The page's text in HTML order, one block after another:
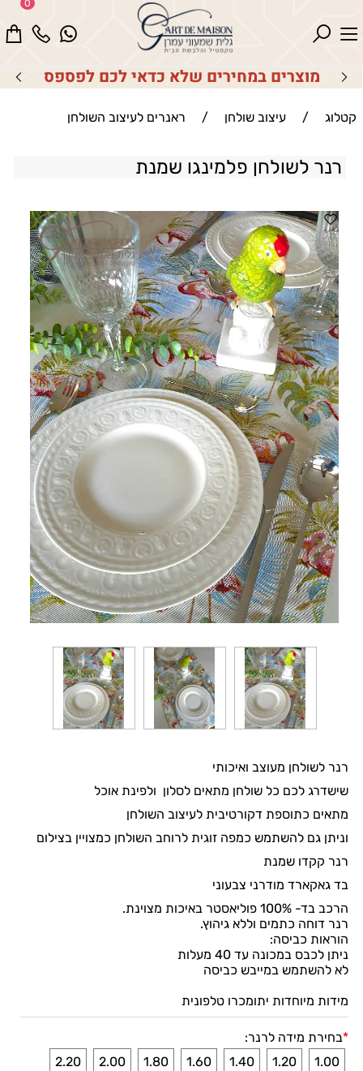
מוצרים במחירים שלא כדאי לכם לפספס
0
קטלוג / עיצוב שולחן / ראנרים לעיצוב השולחן
רנר לשולחן פלמינגו שמנת
רנר לשולחן מעוצב ואיכותי
שישדרג לכם כל שולחן מתאים לסלון ולפינת אוכל
מתאים כתוספת דקורטיבית לעיצוב השולחן
וניתן גם להשתמש כמפה זוגית לרוחב השולחן כמצויין בצילום
רנר קקדו שמנת
בד גאקארד מודרני צבעוני
הרכב בד- 100% פוליאסטר באיכות מצוינת.
רנר דוחה כתמים וללא גיהוץ.
הוראות כביסה:
ניתן לכבס במכונה עד 40 מעלות
לא להשתמש במייבש כביסה
מידות מיוחדות יתומכרו טלפונית
*בחירת מידה לרנר:
1.00
1.20
1.40
1.60
1.80
2.00
2.20